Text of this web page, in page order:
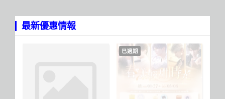
最新優惠情報
已過期